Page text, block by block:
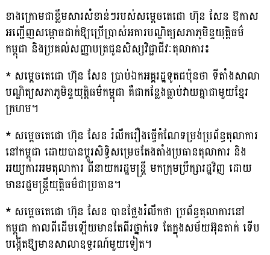
ខាងក្រោមជាខឹ្លមសារសំខាន់ៗរបស់សម្តេចតេជោ ហ៊ុន សែន ឱកាស
អញ្ជើញសម្ពោធដាក់ឱ្យប្រើប្រាស់អគារបណ្ឌិត្យសភាភូមិន្ទយុត្តិធម៌
កម្ពុជា និងប្រគល់សញ្ញាបត្រជូនសិស្សវិជ្ជាជីវៈតុលាការ៖
* សម្តេចតេជោ ហ៊ុន សែន ប្រាប់ឯកអគ្គរដ្ឋទូតជប៉ុនថា ទីតាំងសាលា
បណ្ឌិត្យសភាភូមិន្ទយុត្តិធម៌កម្ពុជា គឺជាកន្លែងធ្លាប់វាយគ្នាជាមួយខ្មែរ
ក្រហម។
* សម្តេចតេជោ ហ៊ុន សែន រំលឹករឿងធ្វើកំណែទម្រង់ប្រព័ន្ធតុលាការ
នៅកម្ពុជា ដោយបានប្តូរសិទ្ធិសម្រេចតែងតាំងប្រធានតុលាការ និង
អយ្យការអមតុលាការ ពីនាយករដ្ឋមន្ត្រី មកក្រុមប្រឹក្សារដ្ឋវិញ ដោយ
មានរដ្ឋមន្ត្រីយុត្តិធម៌ជាប្រធាន។
* សម្តេចតេជោ ហ៊ុន សែន បានថ្លែងរំលឹកថា ប្រព័ន្ធតុលាការនៅ
កម្ពុជា កាលពីដើមឡើយមានតែពីរថ្នាក់ទេ តែក្នុងសម័យអ៊ុនតាក់ ទើប
បង្កើតឱ្យមានសាលាឧទ្ធរណ៍មួយទៀត។